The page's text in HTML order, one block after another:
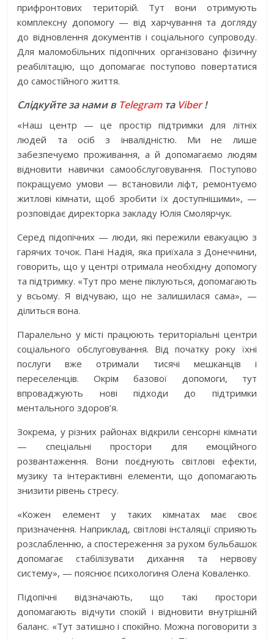
прифронтових територій. Тут вони отримують
комплексну допомогу — від харчування та догляду
до відновлення документів і соціального супроводу.
Для маломобільних підопічних організовано фізичну
реабілітацію, що допомагає поступово повертатися
до самостійного життя.
Слідкуйте за нами в Telegramта Viber!
«Наш центр — це простір підтримки для літніх
людей та осіб з інвалідністю. Ми не лише
забезпечуємо проживання, а й допомагаємо людям
відновити навички самообслуговування. Поступово
покращуємо умови — встановили ліфт, ремонтуємо
житлові кімнати, щоб зробити їх доступнішими», —
розповідає директорка закладу Юлія Смолярчук.
Серед підопічних — люди, які пережили евакуацію з
гарячих точок. Пані Надія, яка приїхала з Донеччини,
говорить, що у центрі отримала необхідну допомогу
та підтримку. «Тут про мене піклуються, допомагають
у всьому. Я відчуваю, що не залишилася сама», —
ділиться вона.
Паралельно у місті працюють територіальні центри
соціального обслуговування. Від початку року їхні
послуги вже отримали тисячі мешканців і
переселенців. Окрім базової допомоги, тут
впроваджують нові підходи до підтримки
ментального здоров’я.
Зокрема, у різних районах відкрили сенсорні кімнати
— спеціальні простори для емоційного
розвантаження. Вони поєднують світлові ефекти,
музику та інтерактивні елементи, що допомагають
знизити рівень стресу.
«Кожен елемент у таких кімнатах має своє
призначення. Наприклад, світлові інсталяції сприяють
розслабленню, а спостереження за рухом бульбашок
допомагає стабілізувати дихання та нервову
систему», — пояснює психологиня Олена Коваленко.
Підопічні відзначають, що такі простори
допомагають відчути спокій і відновити внутрішній
баланс. «Тут затишно і спокійно. Можна поговорити з